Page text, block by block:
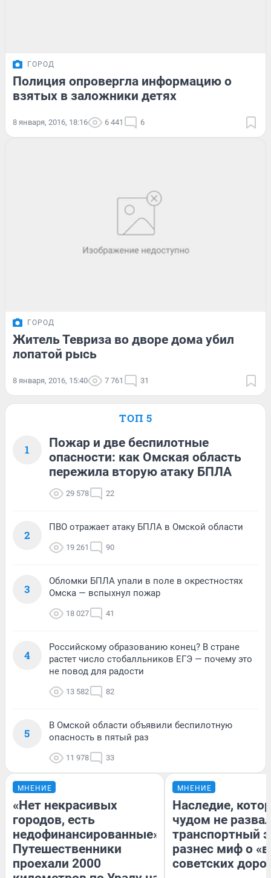
ГОРОД
Полиция опровергла информацию о
взятых в заложники детях
8 января, 2016, 18:16 6 441 6
ГОРОД
Житель Тевриза во дворе дома убил
лопатой рысь
8 января, 2016, 15:40 7 761 31
ТОП 5
1
Пожар и две беспилотные
опасности: как Омская область
пережила вторую атаку БПЛА
29 578 22
2
ПВО отражает атаку БПЛА в Омской области
19 261 90
3
Обломки БПЛА упали в поле в окрестностях
Омска — вспыхнул пожар
18 027 41
4
Российскому образованию конец? В стране
растет число стобалльников ЕГЭ — почему это
не повод для радости
13 582 82
5
В Омской области объявили беспилотную
опасность в пятый раз
11 978 33
МНЕНИЕ
«Нет некрасивых
городов, есть
недофинансированные».
Путешественники
проехали 2000
МНЕНИЕ
Наследие,
чудом не
транспортный
разнес миф о
советских